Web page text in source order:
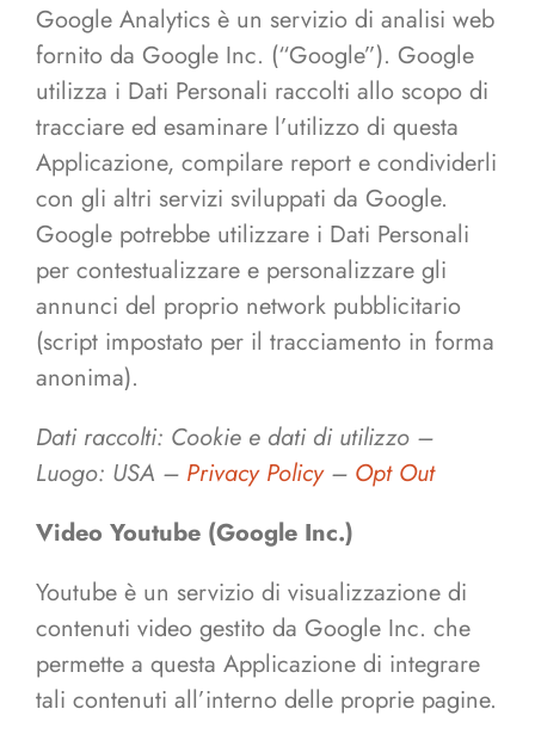
Google Analytics è un servizio di analisi web
fornito da Google Inc. (“Google”). Google
utilizza i Dati Personali raccolti allo scopo di
tracciare ed esaminare l’utilizzo di questa
Applicazione, compilare report e condividerli
con gli altri servizi sviluppati da Google.
Google potrebbe utilizzare i Dati Personali
per contestualizzare e personalizzare gli
annunci del proprio network pubblicitario
(script impostato per il tracciamento in forma
anonima).
Dati raccolti: Cookie e dati di utilizzo –
Luogo: USA – Privacy Policy– Opt Out
Video Youtube (Google Inc.)
Youtube è un servizio di visualizzazione di
contenuti video gestito da Google Inc. che
permette a questa Applicazione di integrare
tali contenuti all’interno delle proprie pagine.